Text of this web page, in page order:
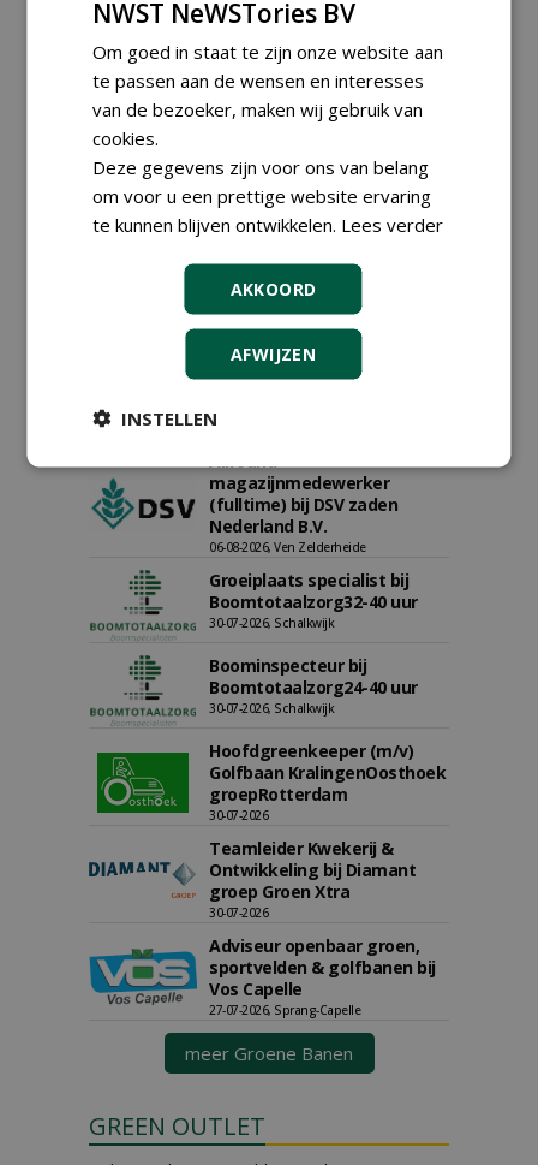
Proefveldmedewerker/
Chauffeur
landbouwmachines bij DSV
zaden Nederland B.V.
Kasmedewerker (fulltime) bij
06-08-2026, Ven-Zelderheide
Allround
magazijnmedewerker
(fulltime) bij DSV zaden
Nederland B.V.
06-08-2026, Ven Zelderheide
Groeiplaats specialist bij
Boomtotaalzorg32-40 uur
30-07-2026, Schalkwijk
Boominspecteur bij
Boomtotaalzorg24-40 uur
30-07-2026, Schalkwijk
Hoofdgreenkeeper (m/v)
Golfbaan KralingenOosthoek
groepRotterdam
30-07-2026
Teamleider Kwekerij &
Ontwikkeling bij Diamant
groep Groen Xtra
30-07-2026
Adviseur openbaar groen,
sportvelden & golfbanen bij
Vos Capelle
27-07-2026, Sprang-Capelle
meer Groene Banen
GREEN OUTLET
NWST NeWSTories BV
Om goed in staat te zijn onze website aan
te passen aan de wensen en interesses
van de bezoeker, maken wij gebruik van
cookies.
Deze gegevens zijn voor ons van belang
om voor u een prettige website ervaring
te kunnen blijven ontwikkelen. Lees verder
AKKOORD
AFWIJZEN
INSTELLEN